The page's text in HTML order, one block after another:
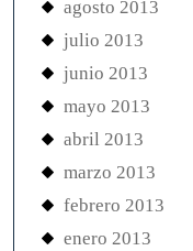
agosto 2013
julio 2013
junio 2013
mayo 2013
abril 2013
marzo 2013
febrero 2013
enero 2013